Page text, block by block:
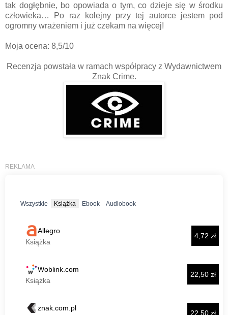
tak dogłębnie, bo opowiada o tym, co dzieje się w środku
człowieka… Po raz kolejny przy tej autorce jestem pod
ogromny wrażeniem i już czekam na więcej!
Moja ocena: 8,5/10
Recenzja powstała w ramach współpracy z Wydawnictwem
Znak Crime.